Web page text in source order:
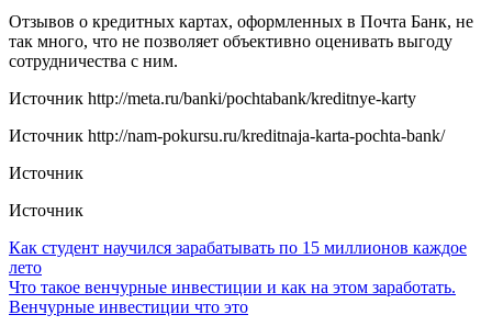
Отзывов о кредитных картах, оформленных в Почта Банк, не
так много, что не позволяет объективно оценивать выгоду
сотрудничества с ним.
Источник http://meta.ru/banki/pochtabank/kreditnye-karty
Источник http://nam-pokursu.ru/kreditnaja-karta-pochta-bank/
Источник
Источник
Навигация
по
записям
Как студент научился зарабатывать по 15 миллионов каждое
лето
Что такое венчурные инвестиции и как на этом заработать.
Венчурные инвестиции что это